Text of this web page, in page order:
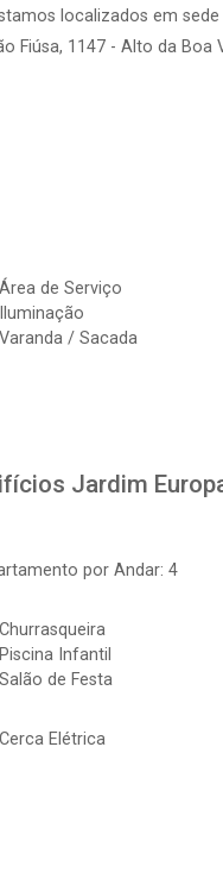
localizados em
Fiúsa, 1147 - Alto da Boa
Área de Serviço
Iluminação
Varanda / Sacada
Jardim
por Andar: 4
Churrasqueira
Piscina Infantil
Salão de Festa
Cerca Elétrica